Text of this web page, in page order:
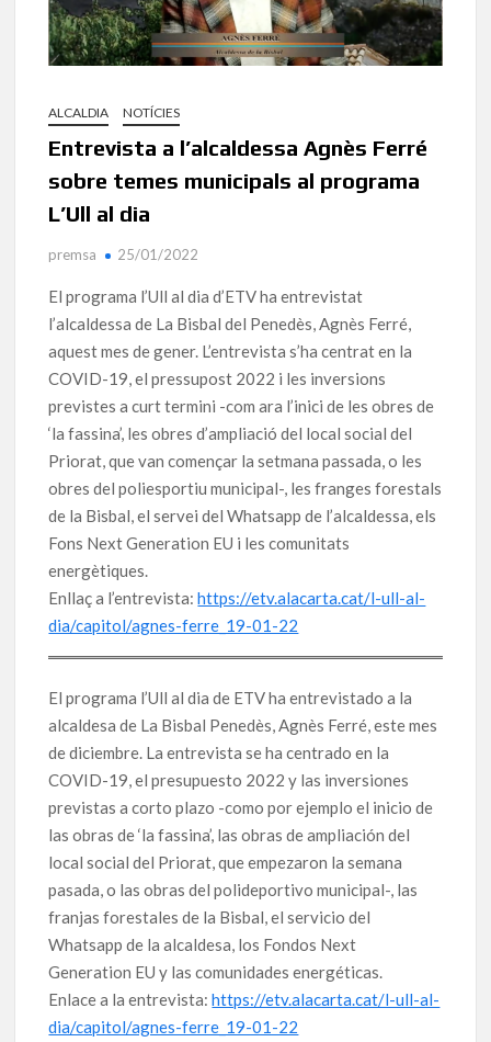
ALCALDIA NOTÍCIES
Entrevista a l’alcaldessa Agnès Ferré
sobre temes municipals al programa
L’Ull al dia
premsa 25/01/2022
El programa l’Ull al dia d’ETV ha entrevistat
l’alcaldessa de La Bisbal del Penedès, Agnès Ferré,
aquest mes de gener. L’entrevista s’ha centrat en la
COVID-19, el pressupost 2022 i les inversions
previstes a curt termini -com ara l’inici de les obres de
‘la fassina’, les obres d’ampliació del local social del
Priorat, que van començar la setmana passada, o les
obres del poliesportiu municipal-, les franges forestals
de la Bisbal, el servei del Whatsapp de l’alcaldessa, els
Fons Next Generation EU i les comunitats
energètiques.
Enllaç a l’entrevista:https://etv.alacarta.cat/l-ull-al-
dia/capitol/agnes-ferre_19-01-22
El programa l’Ull al dia de ETV ha entrevistado a la
alcaldesa de La Bisbal Penedès, Agnès Ferré, este mes
de diciembre. La entrevista se ha centrado en la
COVID-19, el presupuesto 2022 y las inversiones
previstas a corto plazo -como por ejemplo el inicio de
las obras de ‘la fassina’, las obras de ampliación del
local social del Priorat, que empezaron la semana
pasada, o las obras del polideportivo municipal-, las
franjas forestales de la Bisbal, el servicio del
Whatsapp de la alcaldesa, los Fondos Next
Generation EU y las comunidades energéticas.
Enlace a la entrevista:https://etv.alacarta.cat/l-ull-al-
dia/capitol/agnes-ferre_19-01-22